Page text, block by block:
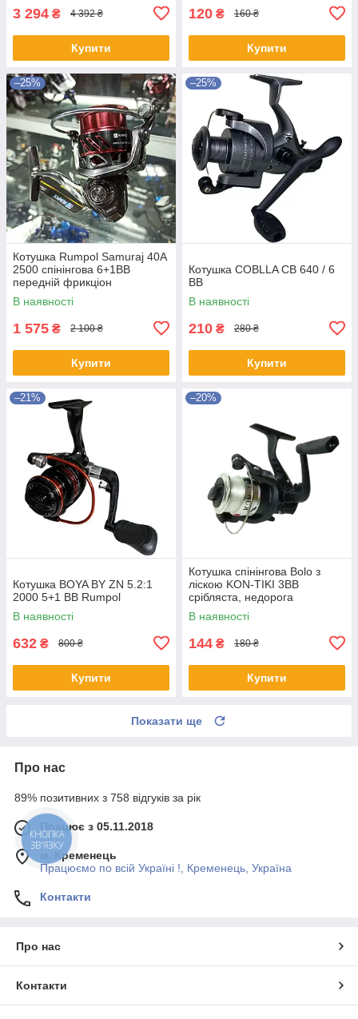
3 294 ₴ 4 392 ₴
Купити
120 ₴ 160 ₴
Купити
–25%
Котушка Rumpol Samuraj 40A
2500 спінінгова 6+1BB
передній фрикціон
В наявності
1 575 ₴ 2 100 ₴
Купити
–25%
Котушка COBLLA CB 640 / 6
BB
В наявності
210 ₴ 280 ₴
Купити
–21%
Котушка BOYA BY ZN 5.2:1
2000 5+1 BB Rumpol
В наявності
632 ₴ 800 ₴
Купити
–20%
Котушка спінінгова Bolo з
ліскою KON-TIKI 3BB
срібляста, недорога
В наявності
144 ₴ 180 ₴
Купити
Показати ще
Про нас
89% позитивних з 758 відгуків за рік
Працює з 05.11.2018
м. Кременець
Працюємо по всій Україні !, Кременець, Україна
Контакти
Про нас
Контакти
КНОПКА
ЗВ'ЯЗКУ